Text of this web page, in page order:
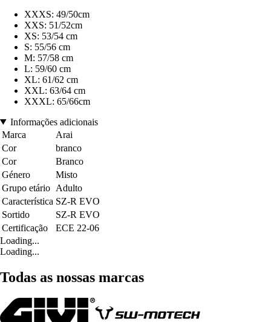
XXXS: 49/50cm
XXS: 51/52cm
XS: 53/54 cm
S: 55/56 cm
M: 57/58 cm
L: 59/60 cm
XL: 61/62 cm
XXL: 63/64 cm
XXXL: 65/66cm
Informações adicionais
Marca
Arai
Cor
branco
Cor
Branco
Género
Misto
Grupo etário Adulto
Característica SZ-R EVO
Sortido
SZ-R EVO
Certificação
ECE 22-06
Loading...
Loading...
Todas as nossas marcas